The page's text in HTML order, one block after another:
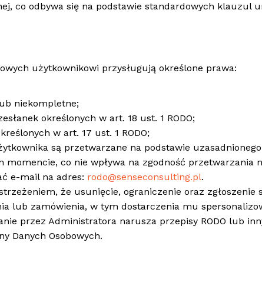
co odbywa się na podstawie standardowych klauzul
użytkownikowi przysługują określone prawa:
niekompletne;
określonych w art. 18 ust. 1 RODO;
w art. 17 ust. 1 RODO;
są przetwarzane na podstawie
co nie wpływa na zgodność przetwarzania
e-mail na adres: rodo@senseconsulting.pl.
że usunięcie, ograniczenie oraz
lub zamówienia, w tym dostarczenia mu
przez Administratora narusza przepisy RODO lub
Danych Osobowych.